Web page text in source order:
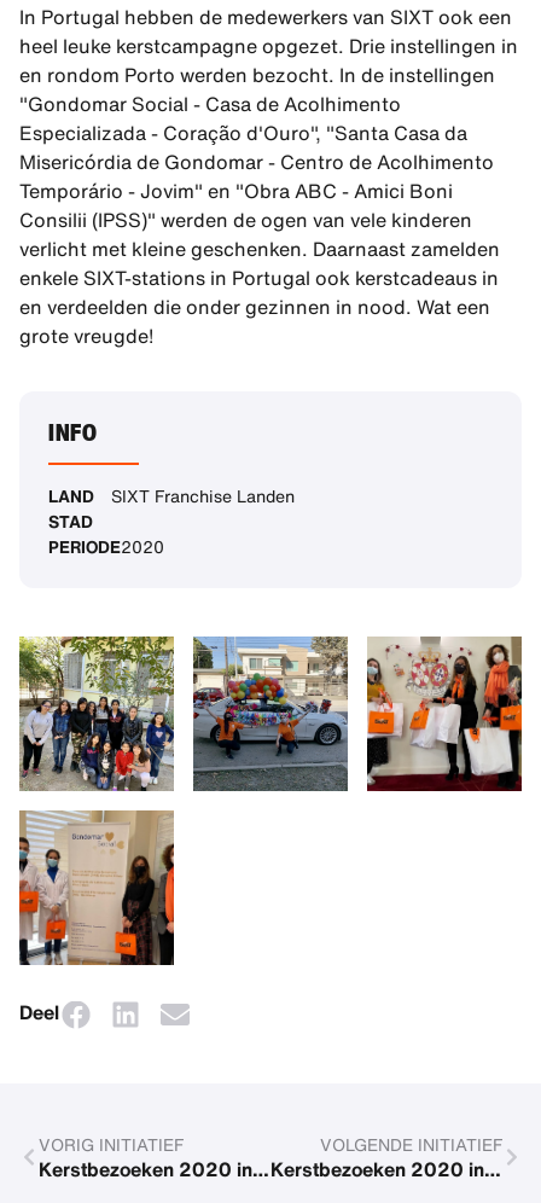
In Portugal hebben de medewerkers van SIXT ook een
heel leuke kerstcampagne opgezet. Drie instellingen in
en rondom Porto werden bezocht. In de instellingen
"Gondomar Social - Casa de Acolhimento
Especializada - Coração d'Ouro", "Santa Casa da
Misericórdia de Gondomar - Centro de Acolhimento
Temporário - Jovim" en "Obra ABC - Amici Boni
Consilii (IPSS)" werden de ogen van vele kinderen
verlicht met kleine geschenken. Daarnaast zamelden
enkele SIXT-stations in Portugal ook kerstcadeaus in
en verdeelden die onder gezinnen in nood. Wat een
grote vreugde!
INFO
LAND SIXT Franchise Landen
STAD
PERIODE2020
Deel
VORIG INITIATIEF
Kerstbezoeken 2020 in de SIXT-landen
VOLGENDE INITIATIEF
Kerstbezoeken 2020 in België